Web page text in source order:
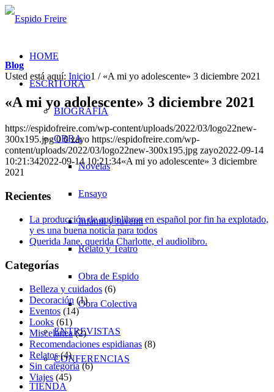
HOME
ESCRITORA
BIOGRAFÍA
OBRA
Novelas
Ensayo
Infantil y Juvenil
Relato y Teatro
Obra de Espido
Obra Colectiva
ENTREVISTAS
CONFERENCIAS
TIENDA
Blog
Usted está aquí: Inicio1 / «A mi yo adolescente» 3 diciembre 2021
«A mi yo adolescente» 3 diciembre 2021
https://espidofreire.com/wp-content/uploads/2022/03/logo22new-
300x195.jpg 0 0 zayo https://espidofreire.com/wp-
content/uploads/2022/03/logo22new-300x195.jpg zayo2022-09-14
10:21:342022-09-14 10:21:34«A mi yo adolescente» 3 diciembre
2021
Recientes
La producción de audiolibros en español por fin ha explotado,
y es una buena noticia para todos
Querida Jane, querida Charlotte, el audiolibro.
Categorías
Belleza y cuidados (6)
Decoración (1)
Eventos (14)
Looks (61)
Miscelánea(2)
Recomendaciones espidianas (8)
Relatos(4)
Sin categoría(6)
Viajes (45)